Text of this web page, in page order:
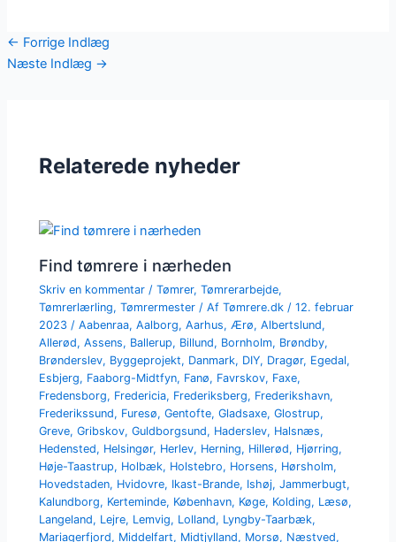
← Forrige Indlæg
Næste Indlæg →
Relaterede nyheder
Find tømrere i nærheden
Skriv en kommentar /Tømrer,Tømrerarbejde,
Tømrerlærling,Tømrermester / AfTømrere.dk /12. februar
2023 /Aabenraa,Aalborg,Aarhus, Ærø,Albertslund,
Allerød,Assens, Ballerup, Billund, Bornholm, Brøndby,
Brønderslev, Byggeprojekt, Danmark, DIY, Dragør, Egedal,
Esbjerg, Faaborg-Midtfyn, Fanø, Favrskov, Faxe,
Fredensborg, Fredericia, Frederiksberg, Frederikshavn,
Frederikssund, Furesø,Gentofte,Gladsaxe,Glostrup,
Greve,Gribskov,Guldborgsund, Haderslev, Halsnæs,
Hedensted, Helsingør, Herlev, Herning, Hillerød, Hjørring,
Høje-Taastrup, Holbæk, Holstebro, Horsens, Hørsholm,
Hovedstaden, Hvidovre, Ikast-Brande, Ishøj,Jammerbugt,
Kalundborg, Kerteminde, København, Køge, Kolding, Læsø,
Langeland, Lejre, Lemvig, Lolland, Lyngby-Taarbæk,
Mariagerfjord, Middelfart, Midtjylland, Morsø, Næstved,